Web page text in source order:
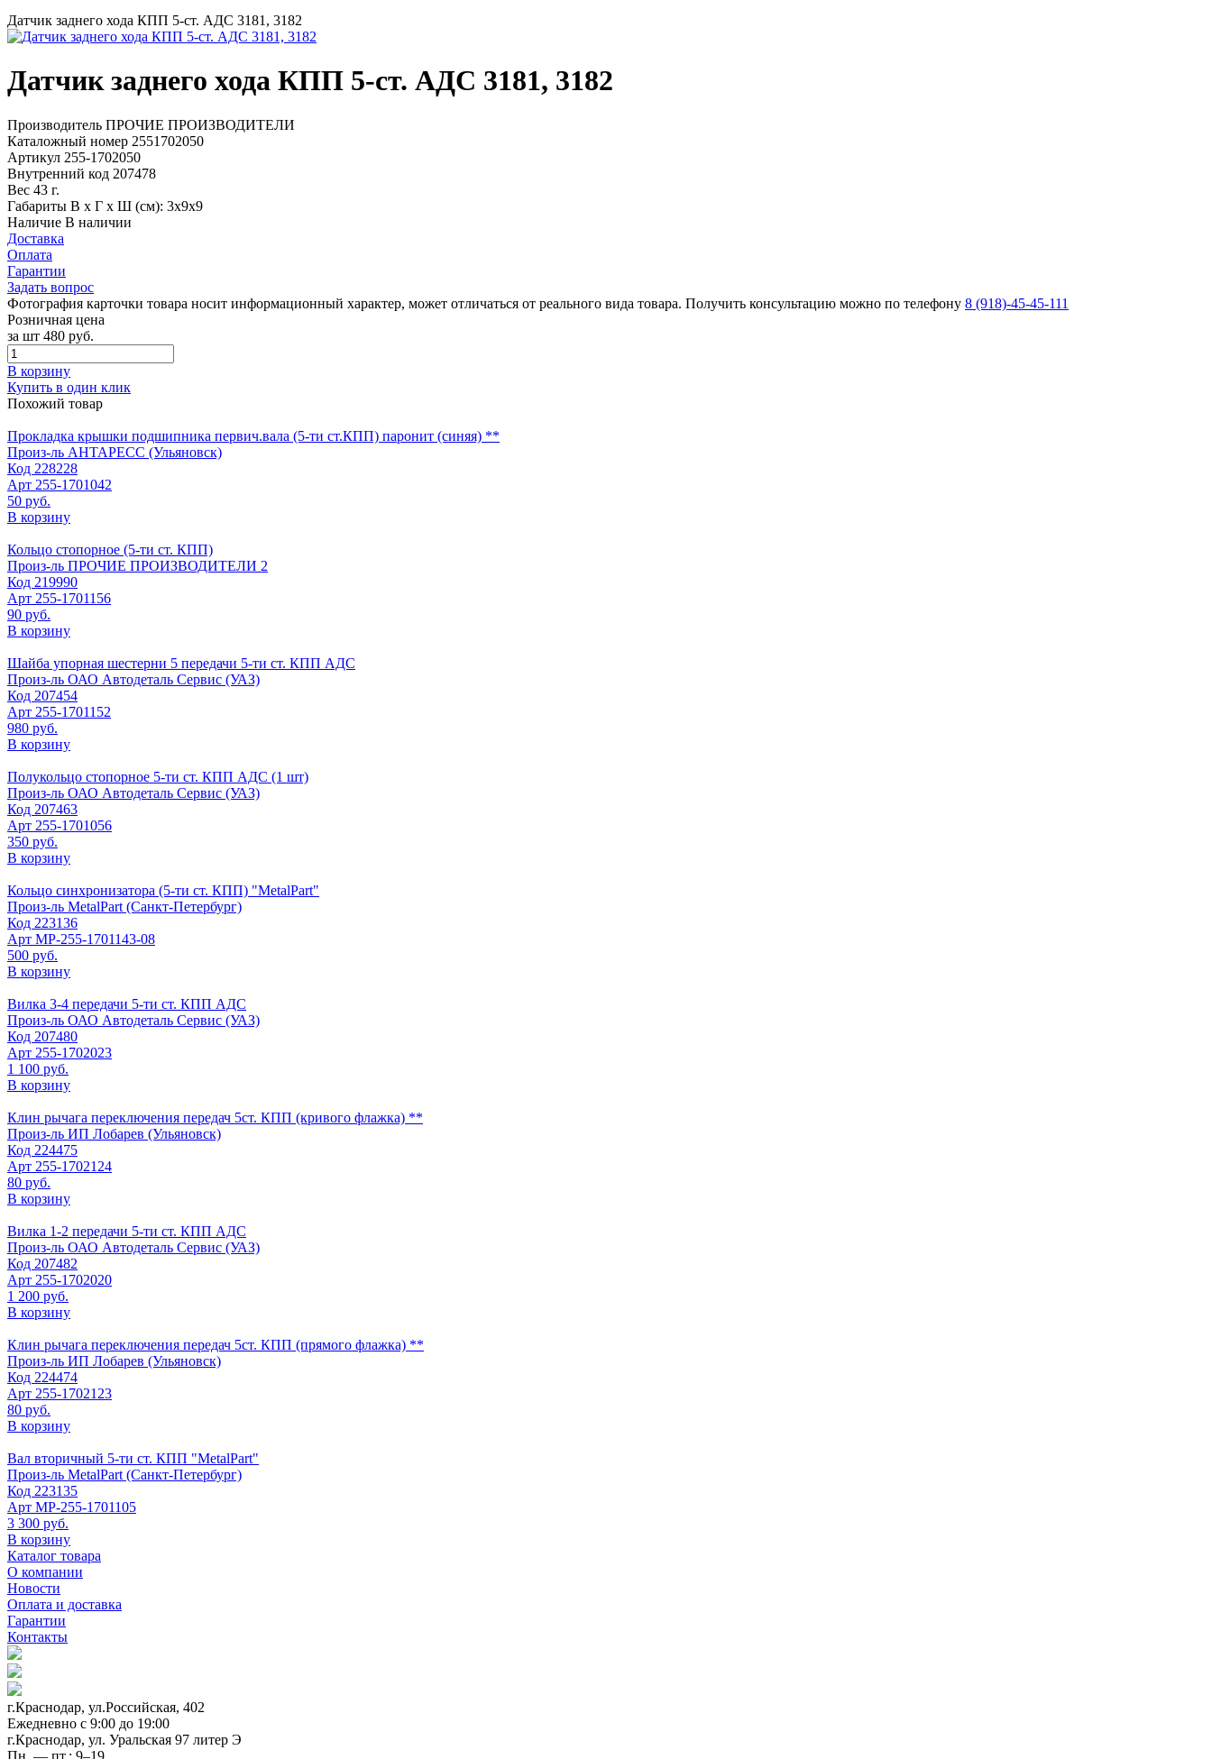
Датчик заднего хода КПП 5-ст. АДС 3181, 3182
Датчик заднего хода КПП 5-ст. АДС 3181, 3182
Производитель ПРОЧИЕ ПРОИЗВОДИТЕЛИ
Каталожный номер 2551702050
Артикул 255-1702050
Внутренний код 207478
Вес 43 г.
Габариты В х Г х Ш (см): 3х9х9
Наличие В наличии
Доставка
Оплата
Гарантии
Задать вопрос
Фотография карточки товара носит информационный характер, может отличаться от реального вида товара. Получить консультацию можно по телефону 8 (918)-45-45-111
Розничная цена
за шт 480 руб.
В корзину
Купить в один клик
Похожий товар
Прокладка крышки подшипника первич.вала (5-ти ст.КПП) паронит (синяя) **
Произ-ль АНТАРЕСС (Ульяновск)
Код 228228
Арт 255-1701042
50 руб.
В корзину
Кольцо стопорное (5-ти ст. КПП)
Произ-ль ПРОЧИЕ ПРОИЗВОДИТЕЛИ 2
Код 219990
Арт 255-1701156
90 руб.
В корзину
Шайба упорная шестерни 5 передачи 5-ти ст. КПП АДС
Произ-ль ОАО Автодеталь Сервис (УАЗ)
Код 207454
Арт 255-1701152
980 руб.
В корзину
Полукольцо стопорное 5-ти ст. КПП АДС (1 шт)
Произ-ль ОАО Автодеталь Сервис (УАЗ)
Код 207463
Арт 255-1701056
350 руб.
В корзину
Кольцо синхронизатора (5-ти ст. КПП) "MetalPart"
Произ-ль MetalPart (Санкт-Петербург)
Код 223136
Арт МР-255-1701143-08
500 руб.
В корзину
Вилка 3-4 передачи 5-ти ст. КПП АДС
Произ-ль ОАО Автодеталь Сервис (УАЗ)
Код 207480
Арт 255-1702023
1 100 руб.
В корзину
Клин рычага переключения передач 5ст. КПП (кривого флажка) **
Произ-ль ИП Лобарев (Ульяновск)
Код 224475
Арт 255-1702124
80 руб.
В корзину
Вилка 1-2 передачи 5-ти ст. КПП АДС
Произ-ль ОАО Автодеталь Сервис (УАЗ)
Код 207482
Арт 255-1702020
1 200 руб.
В корзину
Клин рычага переключения передач 5ст. КПП (прямого флажка) **
Произ-ль ИП Лобарев (Ульяновск)
Код 224474
Арт 255-1702123
80 руб.
В корзину
Вал вторичный 5-ти ст. КПП "MetalPart"
Произ-ль MetalPart (Санкт-Петербург)
Код 223135
Арт МР-255-1701105
3 300 руб.
В корзину
Каталог товара
О компании
Новости
Оплата и доставка
Гарантии
Контакты
г.Краснодар, ул.Российская, 402
Ежедневно c 9:00 до 19:00
г.Краснодар, ул. Уральская 97 литер Э
Пн. — пт.: 9–19